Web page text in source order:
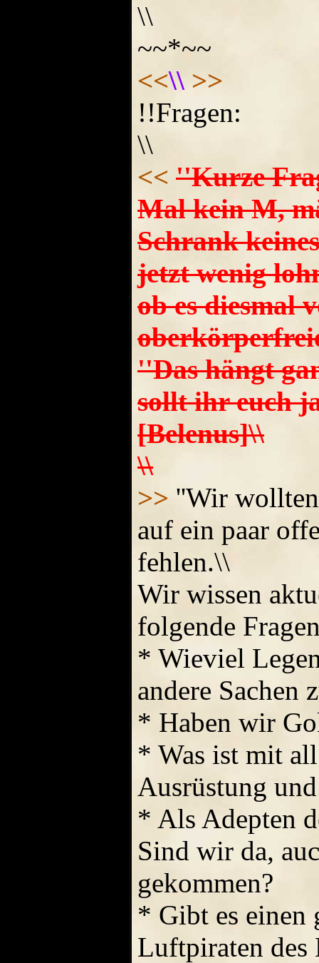
\\
~~*~~
<<\\ >>
!!Fragen:
\\
<< ''Kurze
Mal kein M,
Schrank
jetzt wenig
ob es diesmal
''Das hängt
sollt ihr euch
[Belenus]\\
\\
>> ''Wir wollten
auf ein paar
fehlen.\\
Wir wissen
folgende
* Wieviel
andere Sachen
* Haben wir
* Was ist mit
Ausrüstung
* Als Adepten
Sind wir da,
gekommen?
* Gibt es einen
Luftpiraten des